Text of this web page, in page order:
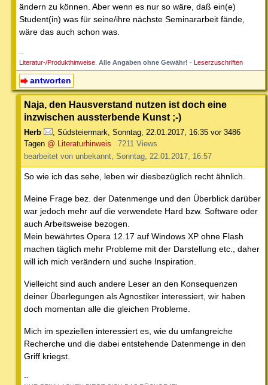
ändern zu können. Aber wenn es nur so wäre, daß ein(e)
Student(in) was für seine/ihre nächste Seminararbeit fände,
wäre das auch schon was.
--
Literatur-/Produkthinweise Alle Angaben ohne Gewähr! - Leserzuschriften
antworten
Naja, den Hausverstand nutzen ist doch eine
inzwischen aussterbende Kunst ;-)
Herb Südsteiermark Sonntag, 22.01.2017, 16:35 vor 3486
Tagen @ Literaturhinweis
7211 Views
bearbeitet von unbekannt, Sonntag, 22.01.2017, 16:57
So wie ich das sehe, leben wir diesbezüglich recht ähnlich.
Meine Frage bez. der Datenmenge und den Überblick darüber
war jedoch mehr auf die verwendete Hard bzw. Software oder
auch Arbeitsweise bezogen.
Mein bewährtes Opera 12.17 auf Windows XP ohne Flash
machen täglich mehr Probleme mit der Darstellung etc., daher
will ich mich verändern und suche Inspiration.
Vielleicht sind auch andere Leser an den Konsequenzen
deiner Überlegungen als Agnostiker interessiert, wir haben
doch momentan alle die gleichen Probleme.
Mich im speziellen interessiert es, wie du umfangreiche
Recherche und die dabei entstehende Datenmenge in den
Griff kriegst.
--